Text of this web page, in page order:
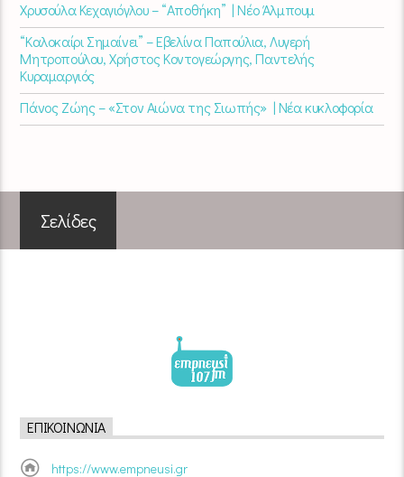
Χρυσούλα Κεχαγιόγλου – “Αποθήκη” | Νέο Άλμπουμ
“Καλοκαίρι Σημαίνει” – Εβελίνα Παπούλια, Λυγερή
Μητροπούλου, Χρήστος Κοντογεώργης, Παντελής
Κυραμαργιός
Πάνος Ζώης – «Στον Αιώνα της Σιωπής» | Νέα κυκλοφορία
Σελίδες
ΕΠΙΚΟΙΝΩΝΊΑ
https://www.empneusi.gr